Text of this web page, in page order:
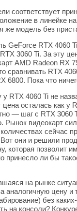
соответствует
в линейке
же модель без
GeForce RTX 4060
3060 Ti. За эту
AMD Radeon RX
сравнивать RTX
6800. Пока что
RTX 4060 Ti не
осталась как у
— шаг с RTX 3060
Рынок видеокарт
сейчас
они и решили
которая позволит
принесло ли бы
на рынке
аналогичную цену
без
на консоли?